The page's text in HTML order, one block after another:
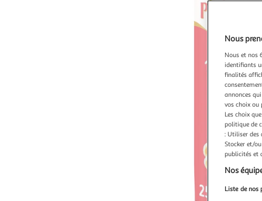
Nous
Nous et nos
identifiants
finalités
annonces
vos choix ou
Les choix
politique de
: Utiliser des
Stocker et/
publicités et
Nos
Liste de nos